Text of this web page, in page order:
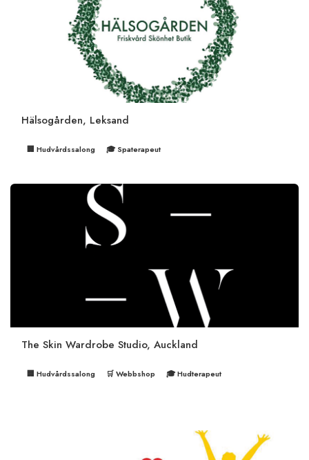
Hälsogården, Leksand
🏢 Hudvårdssalong 🎓 Spaterapeut
The Skin Wardrobe Studio, Auckland
🏢 Hudvårdssalong 🛒 Webbshop 🎓 Hudterapeut